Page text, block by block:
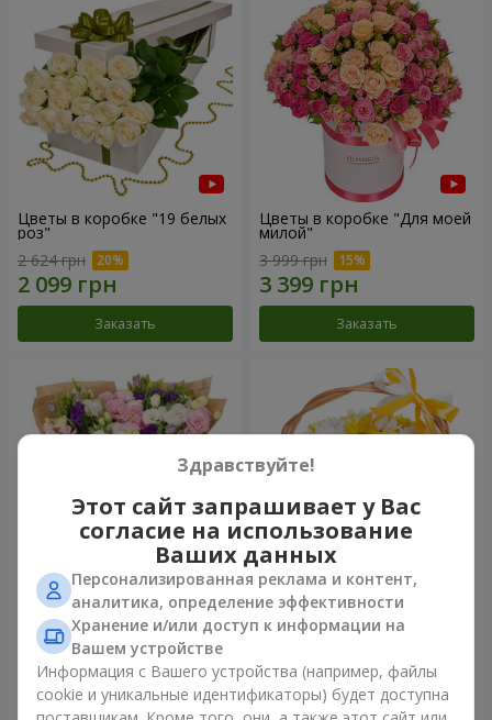
Цветы в коробке "19 белых
роз"
2 624 грн
Заказать
Цветы в коробке "Для моей
милой"
3 999 грн
Заказать
15 разноцветных эустом
3 332 грн
Заказать
Корзина "Солнышко"
Заказать
Здравствуйте!
Этот сайт запрашивает у Вас
согласие на использование
Ваших данных
Персонализированная реклама и контент,
аналитика, определение эффективности
Хранение и/или доступ к информации на
Вашем устройстве
Информация с Вашего устройства (например, файлы
cookie и уникальные идентификаторы) будет доступна